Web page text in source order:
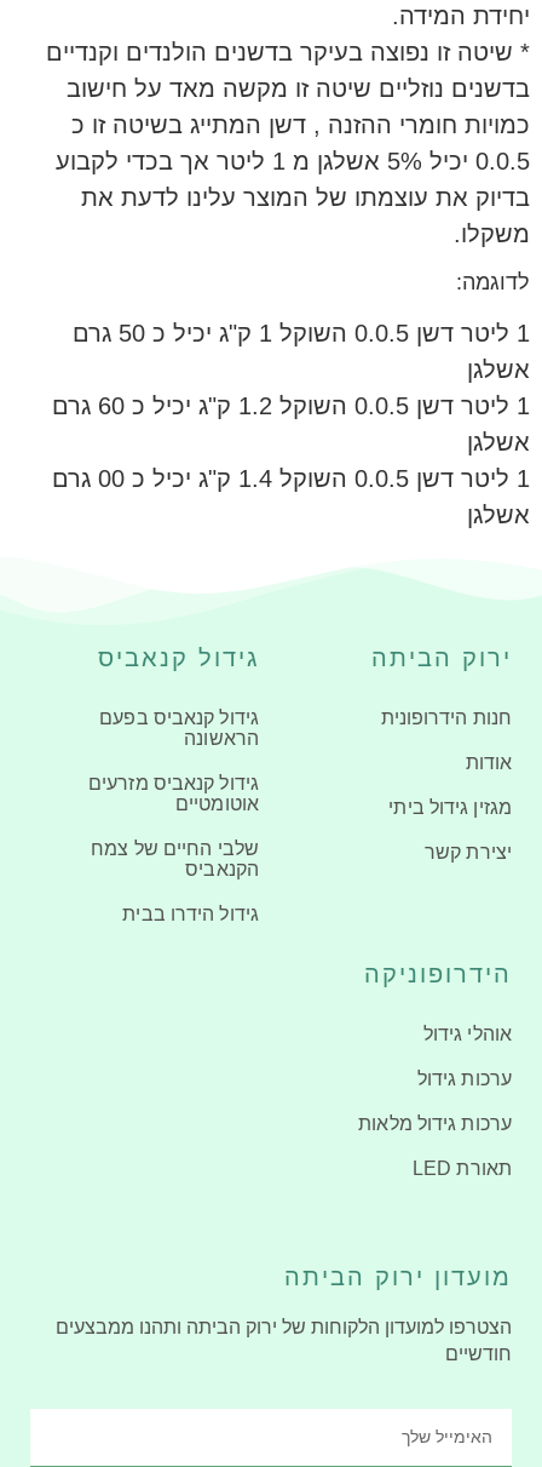
יחידת המידה.
* שיטה זו נפוצה בעיקר בדשנים הולנדים וקנדיים
בדשנים נוזליים שיטה זו מקשה מאד על חישוב
כמויות חומרי ההזנה , דשן המתייג בשיטה זו כ
0.0.5 יכיל 5% אשלגן מ 1 ליטר אך בכדי לקבוע
בדיוק את עוצמתו של המוצר עלינו לדעת את
משקלו.
לדוגמה:
1 ליטר דשן 0.0.5 השוקל 1 ק"ג יכיל כ 50 גרם
אשלגן
1 ליטר דשן 0.0.5 השוקל 1.2 ק"ג יכיל כ 60 גרם
אשלגן
1 ליטר דשן 0.0.5 השוקל 1.4 ק"ג יכיל כ 00 גרם
אשלגן
ירוק הביתה
חנות הידרופונית
אודות
מגזין גידול ביתי
יצירת קשר
גידול קנאביס
גידול קנאביס בפעם
הראשונה
גידול קנאביס מזרעים
אוטומטיים
שלבי החיים של צמח
הקנאביס
גידול הידרו בבית
הידרופוניקה
אוהלי גידול
ערכות גידול
ערכות גידול מלאות
תאורת LED
מועדון ירוק הביתה
הצטרפו למועדון הלקוחות של ירוק הביתה ותהנו ממבצעים
חודשיים